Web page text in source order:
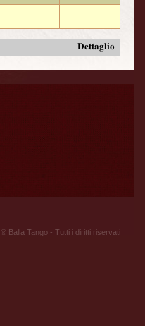
Dettaglio
® Balla Tango - Tutti i diritti riservati